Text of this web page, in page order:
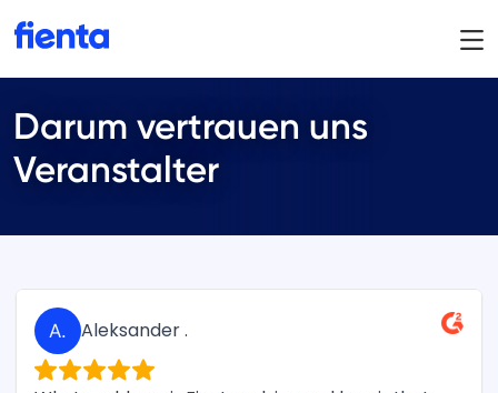
Darum vertrauen uns
Veranstalter